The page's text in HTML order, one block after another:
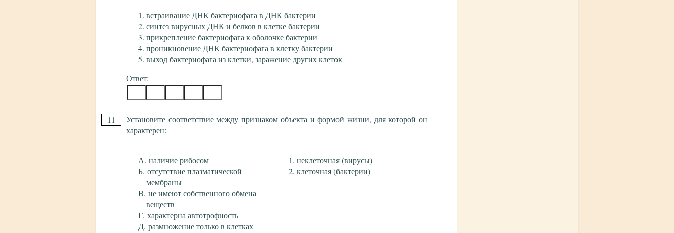
встраивание ДНК бактериофага в ДНК бактерии
синтез вирусных ДНК и белков в клетке бактерии
прикрепление бактериофага к оболочке бактерии
проникновение ДНК бактериофага в клетку бактерии
выход бактериофага из клетки, заражение других клеток
Ответ:
11
Установите соответствие между признаком объекта и формой жизни, для которой он
характерен:
наличие рибосом
отсутствие плазматической
мембраны
не имеют собственного обмена
веществ
характерна автотрофность
размножение только в клетках
неклеточная (вирусы)
клеточная (бактерии)